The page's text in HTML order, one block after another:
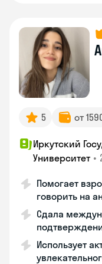
5 от
Иркутский
Университет •
Помогает
говорить на
Сдала
Использует